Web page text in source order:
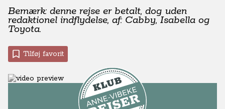
Bemærk: denne rejse er betalt, dog uden
redaktionel indflydelse, af: Cabby, Isabella og
Toyota.
Tilføj favorit